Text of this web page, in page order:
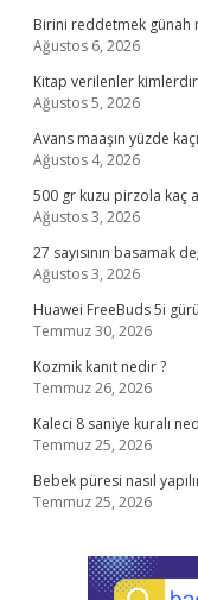
Birini reddetmek günah
Ağustos 6, 2026
Kitap verilenler
Ağustos 5, 2026
Avans maaşın yüzde
Ağustos 4, 2026
500 gr kuzu pirzola kaç
Ağustos 3, 2026
27 sayısının basamak
Ağustos 3, 2026
Huawei FreeBuds 5i
Temmuz 30, 2026
Kozmik kanıt nedir ?
Temmuz 26, 2026
Kaleci 8 saniye kuralı
Temmuz 25, 2026
Bebek püresi nasıl
Temmuz 25, 2026